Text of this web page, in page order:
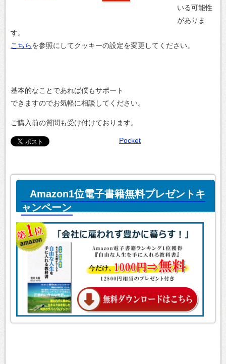
いる可能性
がありま
す。
こちらを参照にしてクッキーの設定を変更してください。
基本的なことであれば僕もサポート
できますのでお気軽に相談してください。
ご購入前の質問も受け付けております。
Pocket
Amazon1位電子書籍無料プレゼントキ
ャンペーン